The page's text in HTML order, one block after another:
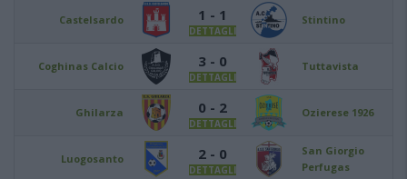
Castelsardo 1 - 1
DETTAGLI
Stintino
Coghinas Calcio 3 - 0
DETTAGLI
Tuttavista
Ghilarza 0 - 2
DETTAGLI
Ozierese 1926
Luogosanto 2 - 0
DETTAGLI
San Giorgio
Perfugas